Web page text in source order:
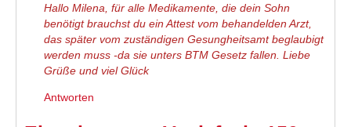
Hallo Milena, für alle Medikamente, die dein Sohn
benötigt brauchst du ein Attest vom behandelden Arzt,
das später vom zuständigen Gesungheitsamt beglaubigt
werden muss -da sie unters BTM Gesetz fallen. Liebe
Grüße und viel Glück
Antworten